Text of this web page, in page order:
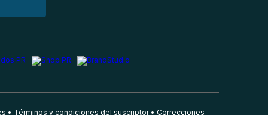
Términos y condiciones del suscriptor Correcciones